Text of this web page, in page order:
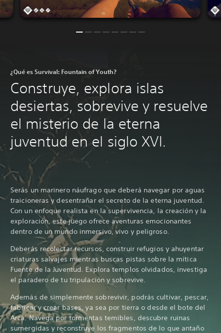
¿Qué es Survival: Fountain of Youth?
Construye, explora islas
desiertas, sobrevive y resuelve
el misterio de la eterna
juventud en el siglo XVI.
Serás un marinero náufrago que deberá navegar por aguas
traicioneras y desentrañar el secreto de la eterna juventud.
Con un enfoque realista en la supervivencia, la creación y la
exploración, este juego ofrece aventuras emocionantes
dentro de un mundo inmersivo, vivo y peligroso.
Deberás recolectar recursos, construir refugios y ahuyentar
criaturas salvajes mientras buscas pistas sobre la mítica
Fuente de la Juventud. Explora templos olvidados, investiga
el paradero de tu tripulación y sobrevive.
Además de simplemente sobrevivir, podrás cultivar, pescar,
fabricar y crear bases, ya sea por tierra o desde el bote del
Arca. Navega por tormentas temibles, descubre ruinas
sumergidas y reconstruye los fragmentos de lo que antaño